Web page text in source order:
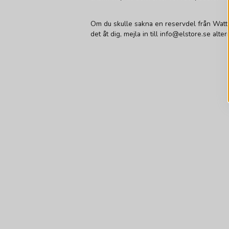
Om du skulle sakna en reservdel från Watt
det åt dig, mejla in till info@elstore.se